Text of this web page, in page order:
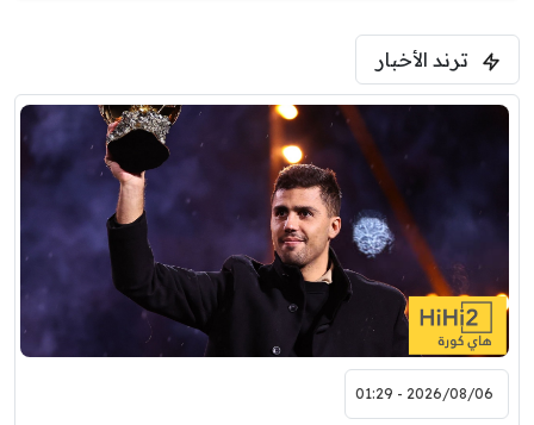
ترند الأخبار
2026/08/06 - 01:29